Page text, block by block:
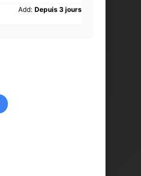
Add: Depuis 3 jours